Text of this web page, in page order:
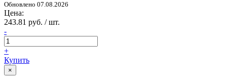
Обновлено 07.08.2026
Цена:
243.81 руб. / шт.
-
+
Купить
×